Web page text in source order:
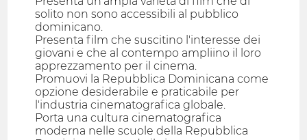
solito non sono accessibili al pubblico
dominicano.
Presenta film che suscitino l'interesse dei
giovani e che al contempo ampliino il loro
apprezzamento per il cinema.
Promuovi la Repubblica Dominicana come
opzione desiderabile e praticabile per
l'industria cinematografica globale.
Porta una cultura cinematografica
moderna nelle scuole della Repubblica